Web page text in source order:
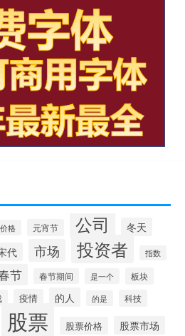
价格 元宵节 公司 冬天
代 市场 投资者 指数
节 春节期间 是一个 板块
疫情 的人 的是 科技
股票 股票价格 股票市场